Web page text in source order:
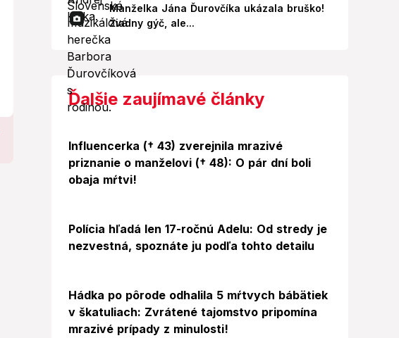
Manželka Jána Ďurovčíka ukázala bruško!
Žiadny gýč, ale...
Ďalšie zaujímavé články
Foto
Influencerka († 43) zverejnila mrazivé
priznanie o manželovi († 48): O pár dní boli
obaja mŕtvi!
Polícia hľadá len 17-ročnú Adelu: Od stredy je
nezvestná, spoznáte ju podľa tohto detailu
Hádka po pôrode odhalila 5 mŕtvych bábätiek
v škatuliach: Zvrátené tajomstvo pripomína
mrazivé prípady z minulosti!